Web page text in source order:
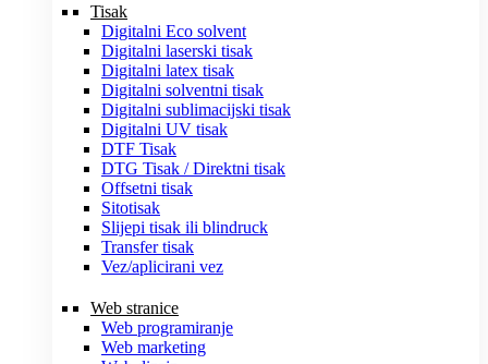
Tisak
Digitalni Eco solvent
Digitalni laserski tisak
Digitalni latex tisak
Digitalni solventni tisak
Digitalni sublimacijski tisak
Digitalni UV tisak
DTF Tisak
DTG Tisak / Direktni tisak
Offsetni tisak
Sitotisak
Slijepi tisak ili blindruck
Transfer tisak
Vez/aplicirani vez
Web stranice
Web programiranje
Web marketing